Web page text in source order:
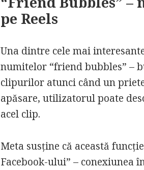
pe Reels
Una dintre cele mai
numitelor “friend bubbles” –
clipurilor atunci când un
apăsare, utilizatorul poate
acel clip.
Meta susține că această
Facebook-ului” – conexiunea